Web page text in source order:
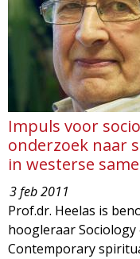
Impuls voor
onderzoek naar
in westerse
3 feb 2011
Prof.dr. Heelas is
hoogleraar Sociology
Contemporary